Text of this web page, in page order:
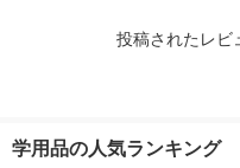
投稿されたレビ
学用品の人気ランキング